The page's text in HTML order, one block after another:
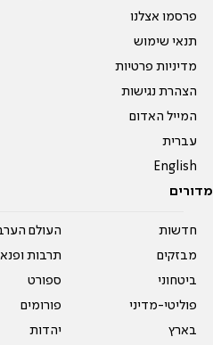
פרסמו אצלנו
תנאי שימוש
מדיניות פרטיות
הצהרת נגישות
המייל האדום
עברית
English
מדורים
חדשות
מבזקים
ביטחוני
פוליטי-מדיני
בארץ
העולם
תרבות
ספורט
פורומים
יהדות